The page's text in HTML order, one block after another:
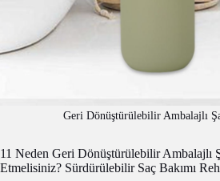
Geri Dönüştürülebilir Ambalajlı
11 Neden Geri Dönüştürülebilir Ambalajlı
Etmelisiniz? Sürdürülebilir Saç Bakımı